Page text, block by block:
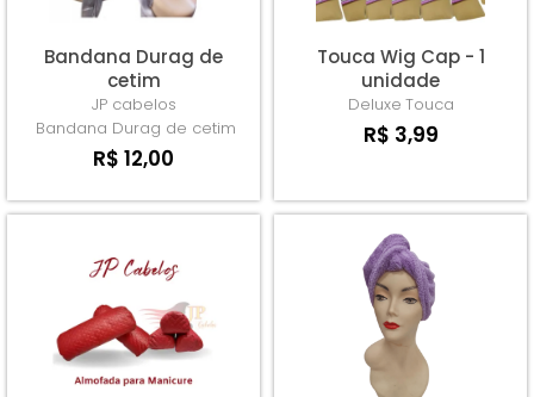
Bandana Durag de
cetim
JP cabelos
Bandana Durag de cetim
R$ 12,00
Touca Wig Cap - 1
unidade
Deluxe Touca
R$ 3,99